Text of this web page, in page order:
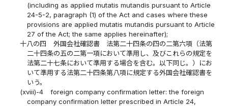
(including as applied mutatis mutandis pursuant to Article
24-5-2, paragraph (1) of the Act and cases where these
provisions are applied mutatis mutandis pursuant to Article
27 of the Act; the same applies hereinafter);
十八の四
外国会社確認書 法第二十四条の四の二第六項（法第
二十四条の五の二第一項において準用し、及びこれらの規定を
法第二十七条において準用する場合を含む。以下同じ。）にお
いて準用する法第二十四条第八項に規定する外国会社確認書を
いう。
(xviii)-4
foreign company confirmation letter: the foreign
company confirmation letter prescribed in Article 24,